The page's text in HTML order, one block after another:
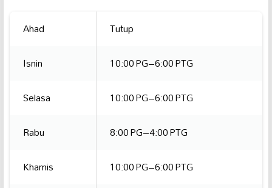
Ahad
Tutup
Isnin
10:00 PG–6:00 PTG
Selasa
10:00 PG–6:00 PTG
Rabu
8:00 PG–4:00 PTG
Khamis
10:00 PG–6:00 PTG